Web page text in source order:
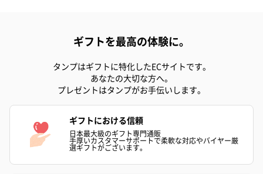
ギフトを最高の体験に。
タンプはギフトに特化したECサイトです。
あなたの大切な方へ。
プレゼントはタンプがお手伝いします。
ギフトにおける信頼
日本最大級のギフト専門通販
手厚いカスタマーサポートで柔軟な対応やバイヤー厳
選ギフトがございます。